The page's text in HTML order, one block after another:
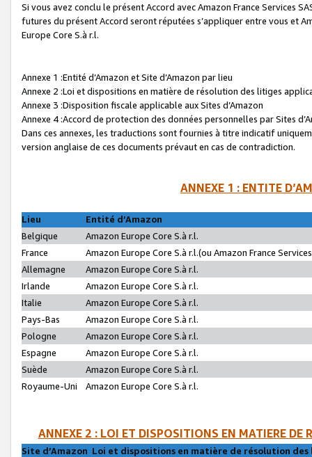
Si vous avez conclu le présent Accord avec Amazon France Services
futures du présent Accord seront réputées s’appliquer entre vous et
Europe Core S.à r.l.
Annexe 1 :Entité d’Amazon et Site d’Amazon par lieu
Annexe 2 :Loi et dispositions en matière de résolution des litiges
Annexe 3 :Disposition fiscale applicable aux Sites d’Amazon
Annexe 4 :Accord de protection des données personnelles par Sites
Dans ces annexes, les traductions sont fournies à titre indicatif
version anglaise de ces documents prévaut en cas de contradiction.
ANNEXE 1 : ENTITE
Lieu
Entité d’Amazon
Belgique
Amazon Europe Core S.à r.l.
France
Amazon Europe Core S.à r.l.(ou Amazon France
Allemagne
Amazon Europe Core S.à r.l.
Irlande
Amazon Europe Core S.à r.l.
Italie
Amazon Europe Core S.à r.l.
Pays-Bas
Amazon Europe Core S.à r.l.
Pologne
Amazon Europe Core S.à r.l.
Espagne
Amazon Europe Core S.à r.l.
Suède
Amazon Europe Core S.à r.l.
Royaume-Uni
Amazon Europe Core S.à r.l.
ANNEXE 2 : LOI ET DISPOSITIONS EN MATIERE DE
Site d’Amazon Loi et dispositions en matière de résolution